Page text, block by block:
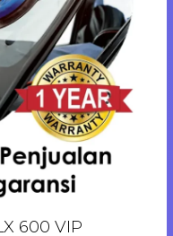
600 VIP